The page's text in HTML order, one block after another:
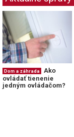
Dom a záhrada
Ako
ovládať tienenie
jedným ovládačom?